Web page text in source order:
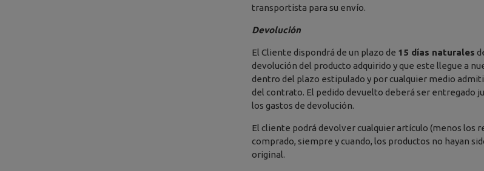
transportista para su envío.
Devolución
El Cliente dispondrá de un plazo de 15 días naturales
devolución del producto adquirido y que este llegue a
dentro del plazo estipulado y por cualquier medio
del contrato. El pedido devuelto deberá ser entregado
los gastos de devolución.
El cliente podrá devolver cualquier artículo (menos los
comprado, siempre y cuando, los productos no hayan
original.